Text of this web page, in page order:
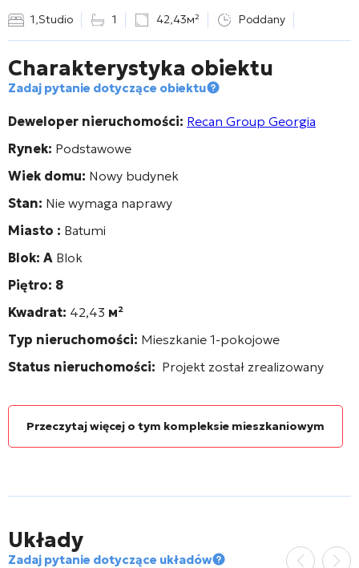
1,Studio 1 42,43м² Poddany
Charakterystyka obiektu
Zadaj pytanie dotyczące obiektu
Deweloper nieruchomości: Recan Group Georgia
Rynek: Podstawowe
Wiek domu: Nowy budynek
Stan: Nie wymaga naprawy
Miasto : Batumi
Blok: A Blok
Piętro: 8
Kwadrat: 42,43 м²
Typ nieruchomości: Mieszkanie 1-pokojowe
Status nieruchomości: Projekt został zrealizowany
Przeczytaj więcej o tym kompleksie mieszkaniowym
Układy
Zadaj pytanie dotyczące układów